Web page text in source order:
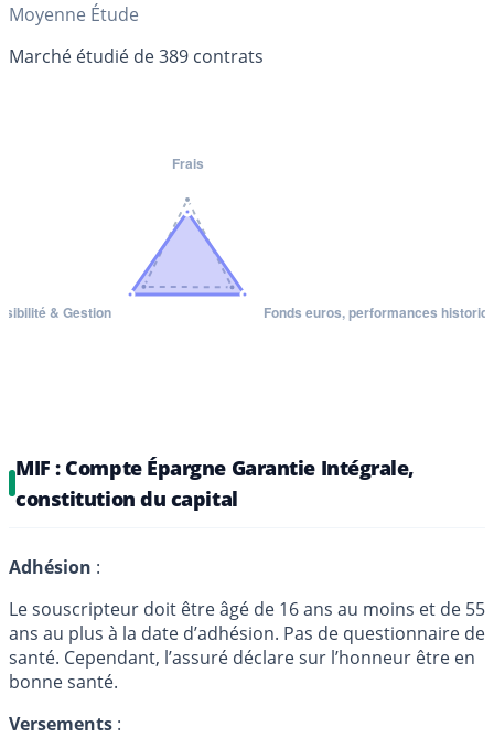
Moyenne Étude
Marché étudié de 389 contrats
MIF : Compte Épargne Garantie Intégrale,
constitution du capital
Adhésion :
Le souscripteur doit être âgé de 16 ans au moins et de 55
ans au plus à la date d’adhésion. Pas de questionnaire de
santé. Cependant, l’assuré déclare sur l’honneur être en
bonne santé.
Versements :